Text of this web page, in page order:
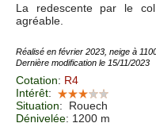
La redescente par le
agréable.
Réalisé en février 2023, neige à
Dernière modification le 15/11/2023
Cotation: R4
Intérêt:
Situation:
Rouech
Dénivelée: 1200 m